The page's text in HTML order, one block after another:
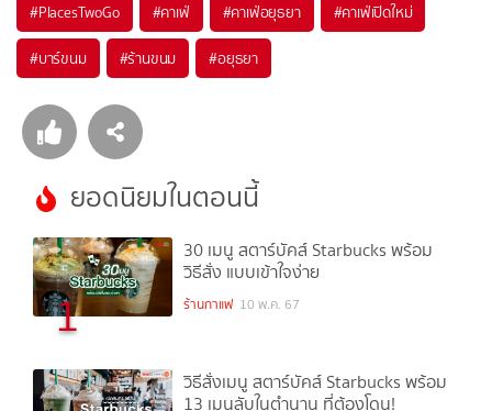
#PlacesTwoGo #คาเฟ่ #คาเฟ่อยุธยา #คาเฟ่เปิดใหม่
#บาร์ขนม #ร้านขนม #อยุธยา
ยอดนิยมในตอนนี้
1
30 เมนู สตาร์บัคส์ Starbucks พร้อม
วิธีสั่ง แบบเข้าใจง่าย
ร้านกาแฟ 10 พ.ค. 67
วิธีสั่งเมนู สตาร์บัคส์ Starbucks พร้อม
13 เมนูลับในตำนาน ที่ต้องโดน!